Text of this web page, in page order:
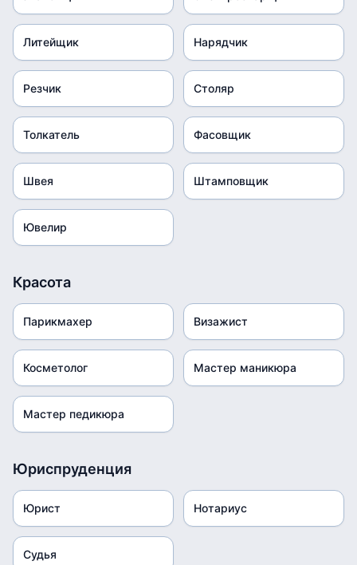
Литейщик Нарядчик
Резчик Столяр
Толкатель Фасовщик
Швея Штамповщик
Ювелир
Красота
Парикмахер Визажист
Косметолог Мастер маникюра
Мастер педикюра
Юриспруденция
Юрист Нотариус
Судья